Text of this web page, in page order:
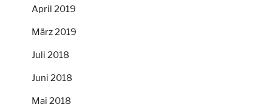
April 2019
März 2019
Juli 2018
Juni 2018
Mai 2018